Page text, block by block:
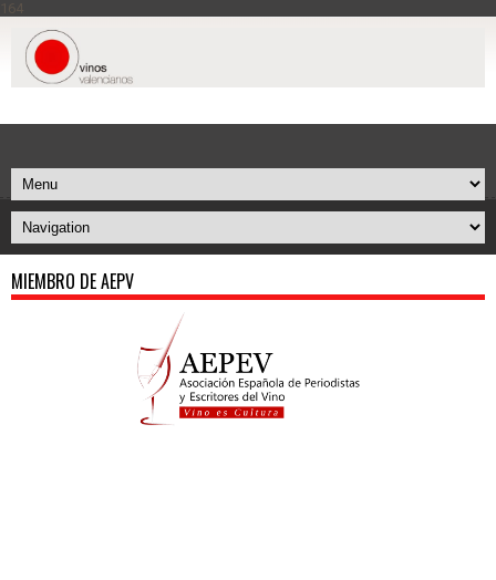
164
MIEMBRO DE AEPV